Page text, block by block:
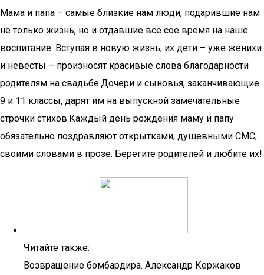
Мама и папа – самые близкие нам люди, подарившие нам
не только жизнь, но и отдавшие все сое время на наше
воспитание. Вступая в новую жизнь, их дети – уже женихи
и невесты – произносят красивые слова благодарности
родителям на свадьбе.Дочери и сыновья, заканчивающие
9 и 11 классы, дарят им на выпускной замечательные
строчки стихов.Каждый день рождения маму и папу
обязательно поздравляют открытками, душевными СМС,
своими словами в прозе. Берегите родителей и любите их!
Читайте также:
Возвращение бомбардира. Александр Кержаков